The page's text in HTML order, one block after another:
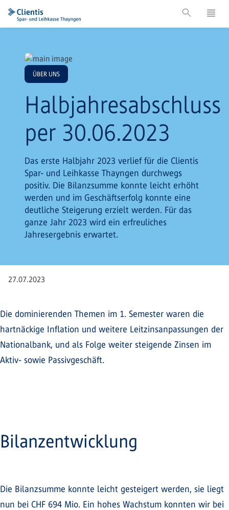
ÜBER UNS
Halbjahresabschluss
per 30.06.2023
Das erste Halbjahr 2023 verlief für die Clientis
Spar- und Leihkasse Thayngen durchwegs
positiv. Die Bilanzsumme konnte leicht erhöht
werden und im Geschäftserfolg konnte eine
deutliche Steigerung erzielt werden. Für das
ganze Jahr 2023 wird ein erfreuliches
Jahresergebnis erwartet.
27.07.2023
Die dominierenden Themen im 1. Semester waren die
hartnäckige Inflation und weitere Leitzinsanpassungen der
Nationalbank, und als Folge weiter steigende Zinsen im
Aktiv- sowie Passivgeschäft.
Bilanzentwicklung
Die Bilanzsumme konnte leicht gesteigert werden, sie liegt
nun bei CHF 694 Mio. Ein hohes Wachstum konnten wir bei